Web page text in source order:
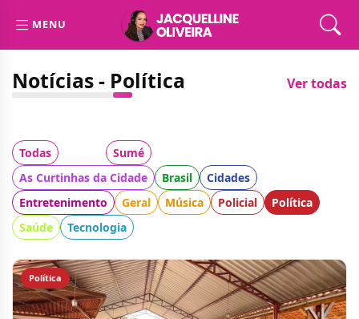
MENU
Notícias - Política Ver todas
Todas Sumé
As Curtinhas da Cidade
Brasil
Cidades
Entretenimento
Geral Música Policial
Política
Saúde
Tecnologia
Política